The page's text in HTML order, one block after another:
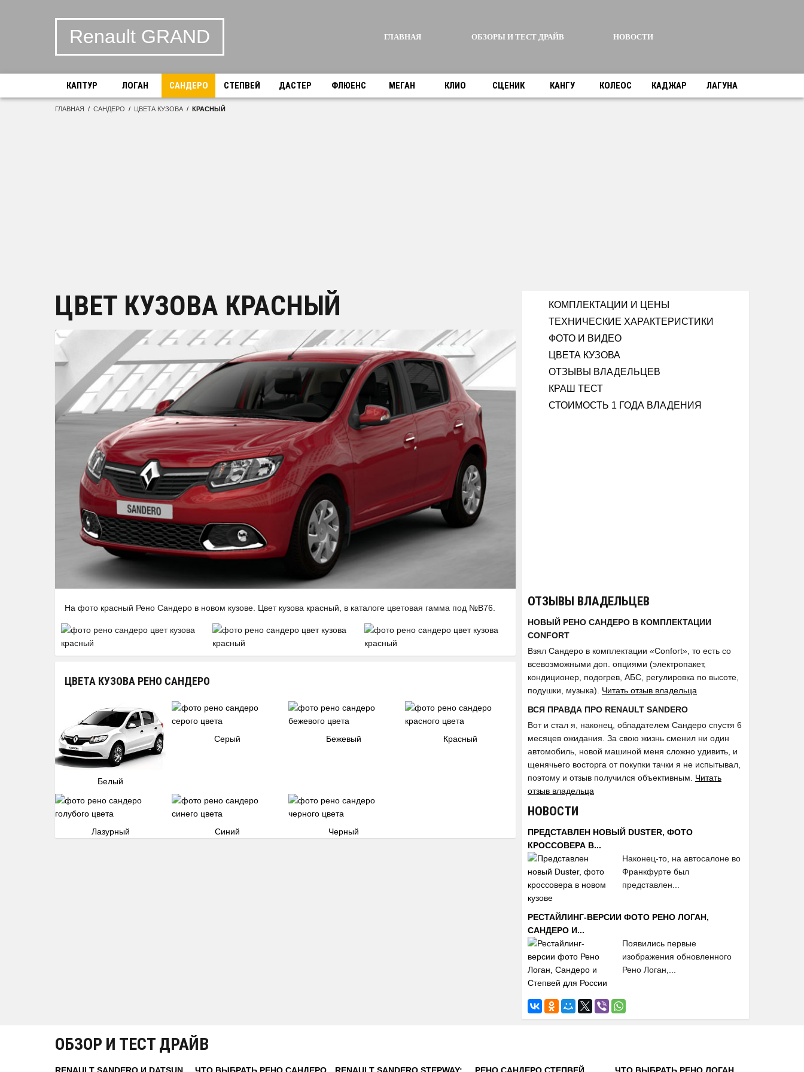
Renault GRAND ГЛАВНАЯ ОБЗОРЫ И ТЕСТ ДРАЙВ НОВОСТИ
КАПТУР ЛОГАН САНДЕРО СТЕПВЕЙ ДАСТЕР ФЛЮЕНС МЕГАН КЛИО СЦЕНИК КАНГУ КОЛЕОС КАДЖАР ЛАГУНА
ГЛАВНАЯ / САНДЕРО / ЦВЕТА КУЗОВА / КРАСНЫЙ
ЦВЕТ КУЗОВА КРАСНЫЙ
На фото красный Рено Сандеро в новом кузове. Цвет кузова красный, в каталоге цветовая гамма под №B76.
ЦВЕТА КУЗОВА РЕНО САНДЕРО
Белый
Cерый Бежевый Красный
Лазурный Синий Черный
КОМПЛЕКТАЦИИ И ЦЕНЫ
ТЕХНИЧЕСКИЕ ХАРАКТЕРИСТИКИ
ФОТО И ВИДЕО
ЦВЕТА КУЗОВА
ОТЗЫВЫ ВЛАДЕЛЬЦЕВ
КРАШ ТЕСТ
СТОИМОСТЬ 1 ГОДА ВЛАДЕНИЯ
ОТЗЫВЫ ВЛАДЕЛЬЦЕВ
НОВЫЙ РЕНО САНДЕРО В КОМПЛЕКТАЦИИ
CONFORT
Взял Сандеро в комплектации «Confort», то есть со
всевозможными доп. опциями (электропакет,
кондиционер, подогрев, АБС, регулировка по высоте,
подушки, музыка). Читать отзыв владельца
ВСЯ ПРАВДА ПРО RENAULT SANDERO
Вот и стал я, наконец, обладателем Сандеро спустя 6
месяцев ожидания. За свою жизнь сменил ни один
автомобиль, новой машиной меня сложно удивить, и
щенячьего восторга от покупки тачки я не испытывал,
поэтому и отзыв получился объективным. Читать
отзыв владельца
НОВОСТИ
ПРЕДСТАВЛЕН НОВЫЙ DUSTER, ФОТО
КРОССОВЕРА В...
Наконец-то, на автосалоне во
Франкфурте был
представлен...
РЕСТАЙЛИНГ-ВЕРСИИ ФОТО РЕНО ЛОГАН,
САНДЕРО И...
Появились первые
изображения обновленного
Рено Логан,...
ОБЗОР И ТЕСТ ДРАЙВ